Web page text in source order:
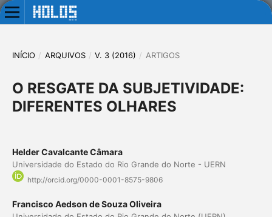
INÍCIO / ARQUIVOS / V. 3 (2016) / ARTIGOS
O RESGATE DA SUBJETIVIDADE:
DIFERENTES OLHARES
Helder Cavalcante Câmara
Universidade do Estado do Rio Grande do Norte - UERN
http://orcid.org/0000-0001-8575-9806
Francisco Aedson de Souza Oliveira